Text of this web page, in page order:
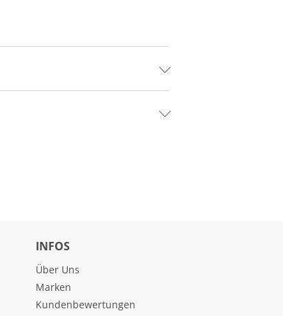
INFOS
Über Uns
Marken
Kundenbewertungen